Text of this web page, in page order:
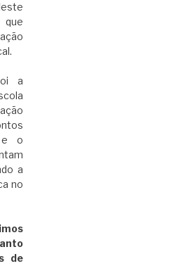
a
e o
a
no
de